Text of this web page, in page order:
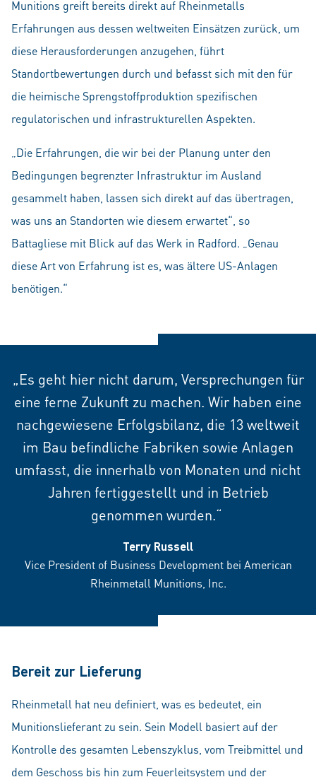
Munitions greift bereits direkt auf Rheinmetalls
Erfahrungen aus dessen weltweiten Einsätzen zurück, um
diese Herausforderungen anzugehen, führt
Standortbewertungen durch und befasst sich mit den für
die heimische Sprengstoffproduktion spezifischen
regulatorischen und infrastrukturellen Aspekten.
„Die Erfahrungen, die wir bei der Planung unter den
Bedingungen begrenzter Infrastruktur im Ausland
gesammelt haben, lassen sich direkt auf das übertragen,
was uns an Standorten wie diesem erwartet“, so
Battagliese mit Blick auf das Werk in Radford. „Genau
diese Art von Erfahrung ist es, was ältere US-Anlagen
benötigen.“
„Es geht hier nicht darum, Versprechungen für
eine ferne Zukunft zu machen. Wir haben eine
nachgewiesene Erfolgsbilanz, die 13 weltweit
im Bau befindliche Fabriken sowie Anlagen
umfasst, die innerhalb von Monaten und nicht
Jahren fertiggestellt und in Betrieb
genommen wurden.“
Terry Russell
Vice President of Business Development bei American
Rheinmetall Munitions, Inc.
Bereit zur Lieferung
Rheinmetall hat neu definiert, was es bedeutet, ein
Munitionslieferant zu sein. Sein Modell basiert auf der
Kontrolle des gesamten Lebenszyklus, vom Treibmittel und
dem Geschoss bis hin zum Feuerleitsystem und der